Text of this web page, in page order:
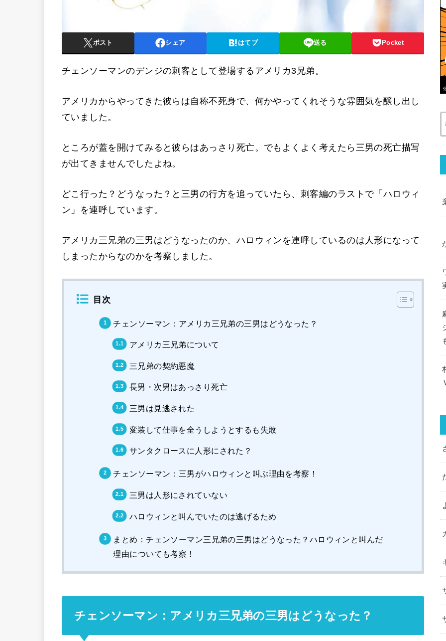
ポスト シェア はてブ 送る Pocket
チェンソーマンのデンジの刺客として登場するアメリカ3兄弟。
アメリカからやってきた彼らは自称不死身で、何かやってくれそうな雰囲気を醸し出し
ていました。
ところが蓋を開けてみると彼らはあっさり死亡。でもよくよく考えたら三男の死亡描写
が出てきませんでしたよね。
どこ行った？どうなった？と三男の行方を追っていたら、刺客編のラストで「ハロウィ
ン」を連呼しています。
アメリカ三兄弟の三男はどうなったのか、ハロウィンを連呼しているのは人形になって
しまったからなのかを考察しました。
目次
チェンソーマン：アメリカ三兄弟の三男はどうなった？
アメリカ三兄弟について
三兄弟の契約悪魔
長男・次男はあっさり死亡
三男は見逃された
変装して仕事を全うしようとするも失敗
サンタクロースに人形にされた？
チェンソーマン：三男がハロウィンと叫ぶ理由を考察！
三男は人形にされていない
ハロウィンと叫んでいたのは逃げるため
まとめ：チェンソーマン三兄弟の三男はどうなった？ハロウィンと叫んだ
理由についても考察！
チェンソーマン：アメリカ三兄弟の三男はどうなった？